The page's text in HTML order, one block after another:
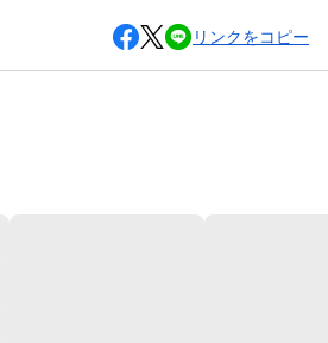
リンクをコピー